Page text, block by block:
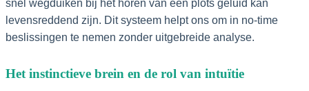
snel wegduiken bij het horen van een plots geluid kan
levensreddend zijn. Dit systeem helpt ons om in no-time
beslissingen te nemen zonder uitgebreide analyse.
Het instinctieve brein en de rol van intuïtie